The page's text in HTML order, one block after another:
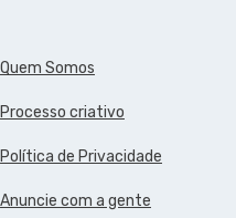
Quem Somos
Processo criativo
Política de Privacidade
Anuncie com a gente